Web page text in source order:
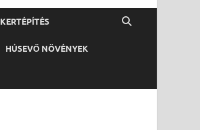
KERTÉPÍTÉS
HÚSEVŐ NÖVÉNYEK